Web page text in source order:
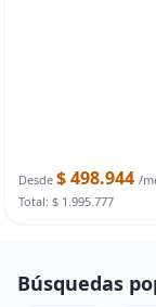
Desde $ 498.944 /
Total: $ 1.995.777
Búsquedas